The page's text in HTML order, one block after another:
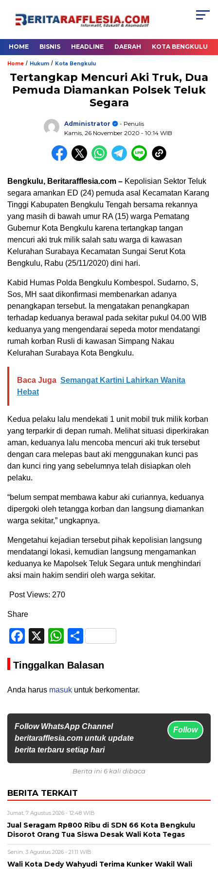
HOME BISNIS HEADLINE DAERAH KOTA BENGKULU
Home / Hukum / Kota Bengkulu
Tertangkap Mencuri Aki Truk, Dua
Pemuda Diamankan Polsek Teluk
Segara
Administrator
- Penulis
Kamis, 26 November 2020 - 10:14 WIB
Bengkulu, Beritarafflesia.com – Kepolisian Sektor Teluk
segara amankan ED (24) pemuda asal Kecamatan Karang
Tinggi Kabupaten Bengkulu Tengah bersama rekannya
yang masih di bawah umur RA (15) warga Pematang
Gubernur Kota Bengkulu karena tertangkap tangan
mencuri aki truk milik salah satu warga di kawasan
Kelurahan Surabaya Kecamatan Sungai Serut Kota
Bengkulu, Rabu (25/11/2020) dini hari.
Kabid Humas Polda Bengkulu Kombespol. Sudarno, S,
Sos, MH saat dikonfirmasi membenarkan adanya
penangkapan tersebut. Ia mengatakan penangkapan
terhadap keduanya berawal pada sekitar pukul 04.00 WIB
keduanya yang mengendarai sepeda motor mendatangi
rumah korban Rusli di kawasan Simpang Nakau
Kelurahan Surabaya Kota Bengkulu.
Baca Juga Semangat Kartini Lahirkan Wanita
Hebat
Kedua pelaku lalu mendekati 1 unit mobil truk milik korban
yang terparkir di depan rumah. Melihat situasi diperkirakan
aman, keduanya lalu mencoba mencuri aki truk tersebut
dengan cara melepas baut aki menggunakan kunci pas
dan kunci ring yang sebelumnya telah disiapkan oleh
pelaku.
“belum sempat membawa kabur aki curiannya, keduanya
dipergoki oleh tetangga korban dan langsung diamankan
warga sekitar,” ungkapnya.
Mengetahui kejadian tersebut pihak kepolisian langsung
mendatangi lokasi, kemudian langsung mengamankan
keduanya ke Mapolsek Teluk Segara untuk menghindari
aksi main hakim sendiri oleh warga sekitar.
Post Views: 270
Share
Facebook
X WhatsApp
Share
Tinggalkan Balasan
Anda harus masuk untuk berkomentar.
Follow WhatsApp Channel
beritarafflesia.com untuk update
berita terbaru setiap hari
Follow
Berita ini 6 kali dibaca
BERITA TERKAIT
Jumat, 7 Agustus 2026 - 12:48 WIB
Jual Seragam Rp800 Ribu di SDN 66 Kota Bengkulu
Disorot Orang Tua Siswa Desak Wali Kota Tegas
Senin, 3 Agustus 2026 - 21:11 WIB
Wali Kota Dedy Wahyudi Terima Kunker Wakil Wali